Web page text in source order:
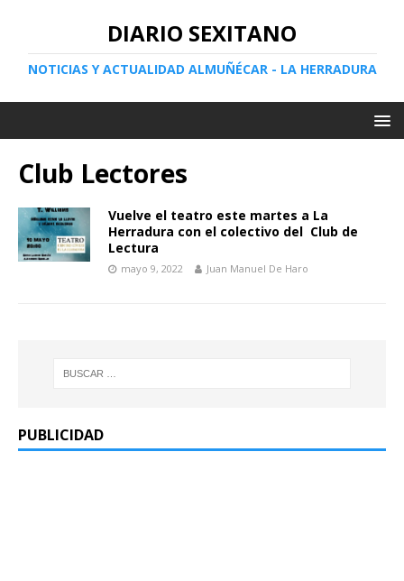
DIARIO SEXITANO
NOTICIAS Y ACTUALIDAD ALMUÑÉCAR - LA HERRADURA
Club Lectores
Vuelve el teatro este martes a La
Herradura con el colectivo del Club de
Lectura
mayo 9, 2022 Juan Manuel De Haro
PUBLICIDAD